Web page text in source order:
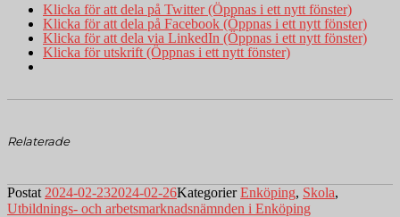
Klicka för att dela på Twitter (Öppnas i ett nytt fönster)
Klicka för att dela på Facebook (Öppnas i ett nytt fönster)
Klicka för att dela via LinkedIn (Öppnas i ett nytt fönster)
Klicka för utskrift (Öppnas i ett nytt fönster)
Relaterade
Postat 2024-02-232024-02-26KategorierEnköping, Skola,
Utbildnings- och arbetsmarknadsnämnden i Enköping